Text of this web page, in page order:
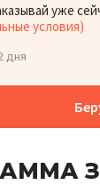
уже
условия)
дня